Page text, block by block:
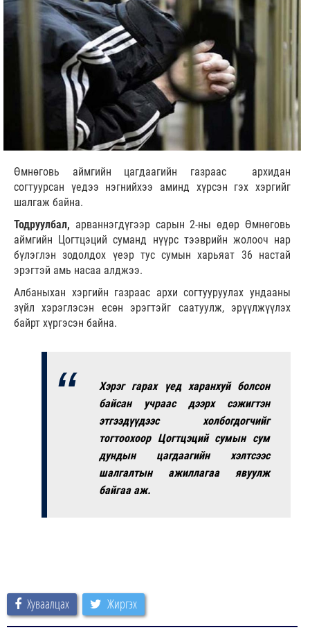
Өмнөговь аймгийн цагдаагийн газраас архидан
согтуурсан үедээ нэгнийхээ аминд хүрсэн гэх хэргийг
шалгаж байна.
Тодруулбал, арваннэгдүгээр сарын 2-ны өдөр Өмнөговь
аймгийн Цогтцэций суманд нүүрс тээврийн жолооч нар
бүлэглэн зодолдох үеэр тус сумын харьяат 36 настай
эрэгтэй амь насаа алджээ.
Албаныхан хэргийн газраас архи согтууруулах ундааны
зүйл хэрэглэсэн есөн эрэгтэйг саатуулж, эрүүлжүүлэх
байрт хүргэсэн байна.
Хэрэг гарах үед харанхуй болсон
байсан учраас дээрх сэжигтэн
этгээдүүдээс холбогдогчийг
тогтоохоор Цогтцэций сумын сум
дундын цагдаагийн хэлтсээс
шалгалтын ажиллагаа явуулж
байгаа аж.
Хуваалцах Жиргэх